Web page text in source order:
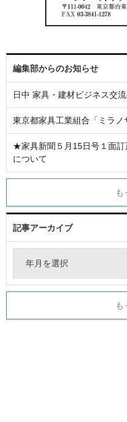
編集部からのお知らせ
日中 家具・建材ビジネス交
東京都家具工業組合「ミラ
★家具新聞５月15日号１面
について
も
記事アーカイブ
年月を選択
も